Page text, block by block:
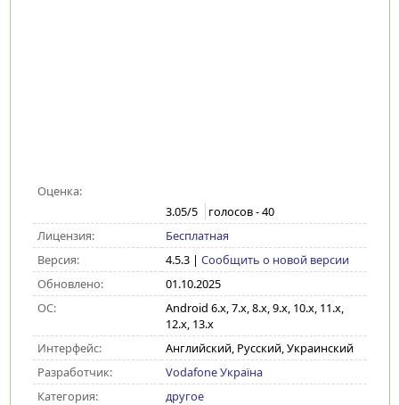
Оценка:
3.05/5 голосов -40
Лицензия:
Бесплатная
Версия:
4.5.3| Сообщить о новой версии
Обновлено:
01.10.2025
ОС:
Android 6.x, 7.x, 8.x, 9.x, 10.x, 11.x,
12.x, 13.x
Интерфейс:
Английский, Русский, Украинский
Разработчик:
Vodafone Україна
Категория:
другое